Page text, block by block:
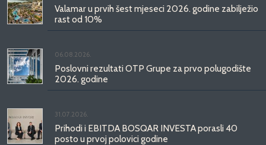
Valamar u prvih šest mjeseci 2026. godine zabilježio
rast od 10%
06.08.2026.
Poslovni rezultati OTP Grupe za prvo polugodište
2026. godine
31.07.2026.
Prihodi i EBITDA BOSQAR INVESTA porasli 40
posto u prvoj polovici godine